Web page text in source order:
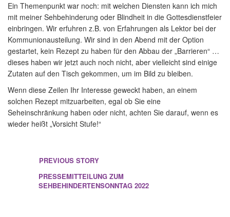
Ein Themenpunkt war noch: mit welchen Diensten kann ich mich
mit meiner Sehbehinderung oder Blindheit in die Gottesdienstfeier
einbringen. Wir erfuhren z.B. von Erfahrungen als Lektor bei der
Kommunionausteilung. Wir sind in den Abend mit der Option
gestartet, kein Rezept zu haben für den Abbau der „Barrieren“ …
dieses haben wir jetzt auch noch nicht, aber vielleicht sind einige
Zutaten auf den Tisch gekommen, um im Bild zu bleiben.
Wenn diese Zeilen Ihr Interesse geweckt haben, an einem
solchen Rezept mitzuarbeiten, egal ob Sie eine
Seheinschränkung haben oder nicht, achten Sie darauf, wenn es
wieder heißt „Vorsicht Stufe!“
PREVIOUS STORY
PRESSEMITTEILUNG ZUM
SEHBEHINDERTENSONNTAG 2022